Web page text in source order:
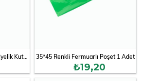
Fiyong Gül Simli Kare Hediyelik Kutu 15 cm 35*45 Renkli Fermuarlı Poşet 1 Adet
₺19,20